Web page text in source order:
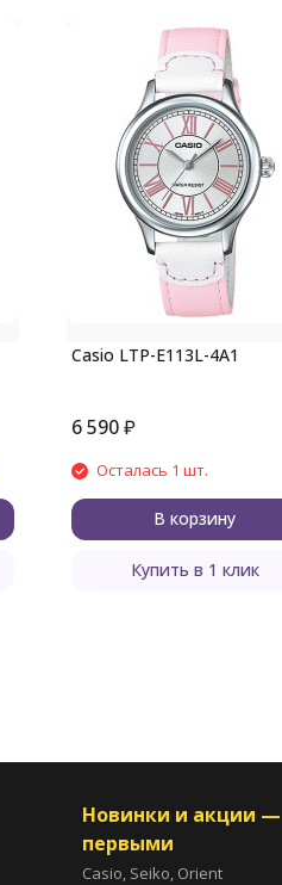
Casio LTP-E113L-4A1
6 590₽
Осталась 1 шт.
В корзину
Купить в 1 клик
Новинки и акции —
первыми
Casio, Seiko, Orient